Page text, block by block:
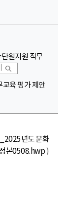
원지원 직무
교육 평가 제안
년도 문화
정본0508.hwp)